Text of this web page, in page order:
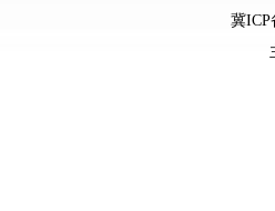
冀ICP